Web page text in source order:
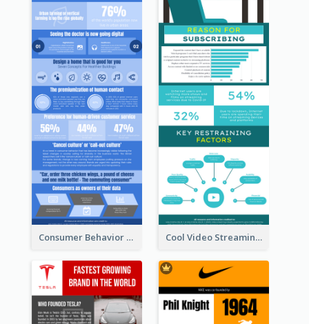
Consumer Behavior Analysis Infographic Design Cool Video Streaming Trend Infographic Design Idea